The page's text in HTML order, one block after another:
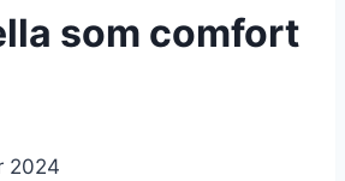
som comfort
2024